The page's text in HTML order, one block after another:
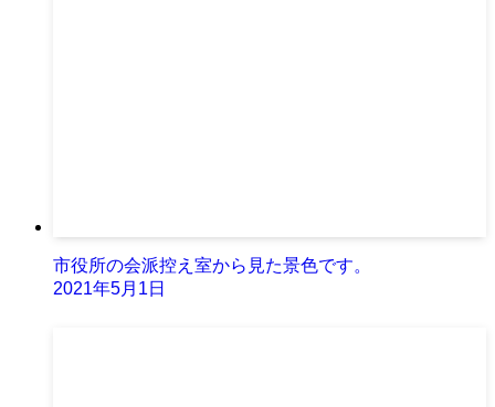
市役所の会派控え室から見た景色です。
2021年5月1日